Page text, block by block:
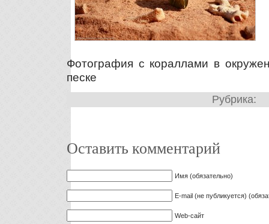
Фотография с кораллами в
песке
Рубрика:
Оставить комментарий
Имя (обязательно)
E-mail (не публикуется)
Web-сайт